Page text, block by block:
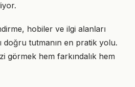
hobiler ve ilgi alanları
doğru tutmanın en pratik yolu.
görmek hem farkındalık hem